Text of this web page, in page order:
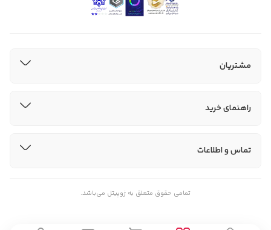
مشتریان
راهنمای خرید
تماس و اطلاعات
تمامی حقوق متعلق به ژوپیتل می‌باشد.